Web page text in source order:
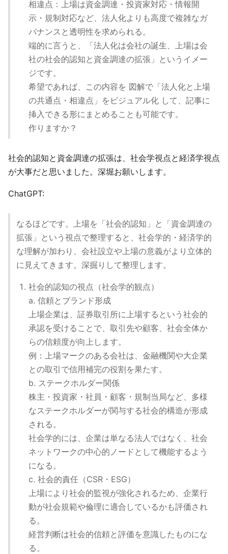
相違点：上場は資金調達・投資家対応・情報開
示・規制対応など、法人化よりも高度で複雑なガ
バナンスと透明性を求められる。
端的に言うと、「法人化は会社の誕生、上場は会
社の社会的認知と資金調達の拡張」というイメー
ジです。
希望であれば、この内容を 図解で「法人化と上場
の共通点・相違点」をビジュアル化 して、記事に
挿入できる形にまとめることも可能です。
作りますか？
社会的認知と資金調達の拡張は、社会学視点と経済学視点
が大事だと思いました。深堀お願いします。
ChatGPT:
なるほどです。上場を「社会的認知」と「資金調達の
拡張」という視点で整理すると、社会学的・経済学的
な理解が加わり、会社設立や上場の意義がより立体的
に見えてきます。深掘りして整理します。
社会的認知の視点（社会学的観点）
a. 信頼とブランド形成
上場企業は、証券取引所に上場するという社会的
承認を受けることで、取引先や顧客、社会全体か
らの信頼度が向上します。
例：上場マークのある会社は、金融機関や大企業
との取引で信用補完の役割を果たす。
b. ステークホルダー関係
株主・投資家・社員・顧客・規制当局など、多様
なステークホルダーが関与する社会的構造が形成
される。
社会学的には、企業は単なる法人ではなく、社会
ネットワークの中心的ノードとして機能するよう
になる。
c. 社会的責任（CSR・ESG）
上場により社会的監視が強化されるため、企業行
動が社会規範や倫理に適合しているかも評価され
る。
経営判断は社会的信頼と評価を意識したものにな
る。